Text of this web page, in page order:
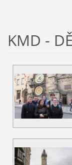
KMD -